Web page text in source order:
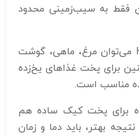
فقط به سیب‌زمینی محدود
با سرخ‌کن فیلیپس HD9270 می‌توان مرغ، ماهی، گوشت
برای پخت غذاهای یخ‌زده
مناسب است.
برای پخت کیک ساده هم
بهتر، باید دما و زمان